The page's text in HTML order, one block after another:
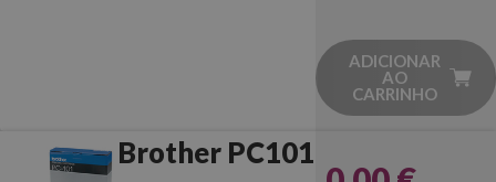
ADICIONAR
AO
CARRINHO
Brother PC101